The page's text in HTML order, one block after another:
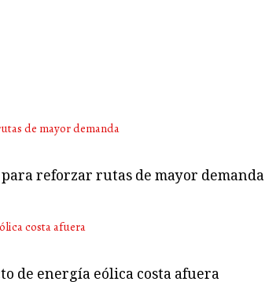
reforzar rutas de mayor demanda
de energía eólica costa afuera